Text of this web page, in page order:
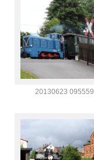
20130623 095559